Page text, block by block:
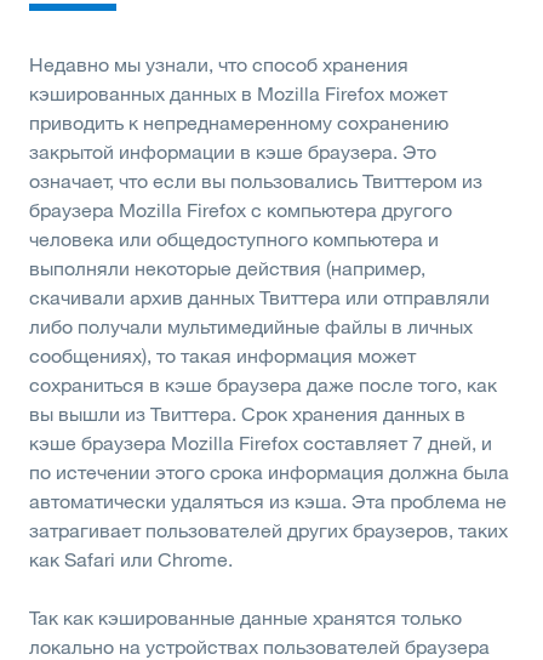
Недавно мы узнали, что способ хранения
кэшированных данных в Mozilla Firefox может
приводить к непреднамеренному сохранению
закрытой информации в кэше браузера. Это
означает, что если вы пользовались Твиттером из
браузера Mozilla Firefox с компьютера другого
человека или общедоступного компьютера и
выполняли некоторые действия (например,
скачивали архив данных Твиттера или отправляли
либо получали мультимедийные файлы в личных
сообщениях), то такая информация может
сохраниться в кэше браузера даже после того, как
вы вышли из Твиттера. Срок хранения данных в
кэше браузера Mozilla Firefox составляет 7 дней, и
по истечении этого срока информация должна была
автоматически удаляться из кэша. Эта проблема не
затрагивает пользователей других браузеров, таких
как Safari или Chrome.
Так как кэшированные данные хранятся только
локально на устройствах пользователей браузера